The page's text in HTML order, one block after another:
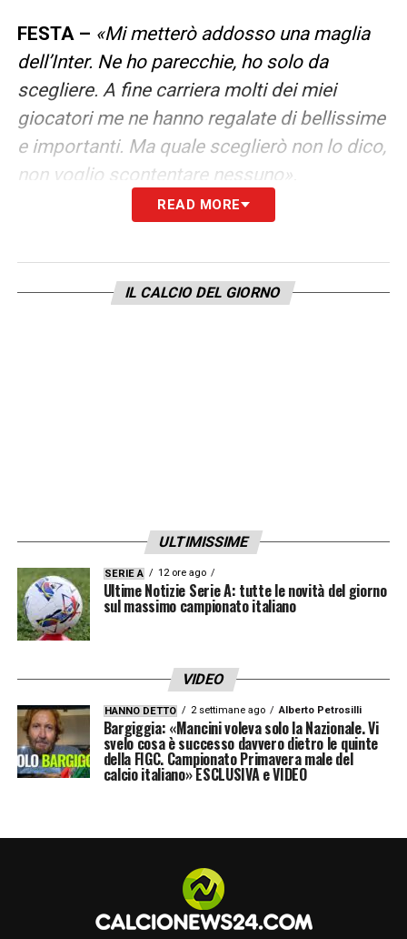
FESTA – «Mi metterò addosso una maglia
dell’Inter. Ne ho parecchie, ho solo da
scegliere. A fine carriera molti dei miei
giocatori me ne hanno regalate di bellissime
e importanti. Ma quale sceglierò non lo dico,
non voglio scontentare nessuno».
READ MORE
IL CALCIO DEL GIORNO
ULTIMISSIME
SERIE A 12 ore ago
Ultime Notizie Serie A: tutte le novità del giorno
sul massimo campionato italiano
VIDEO
HANNO DETTO 2 settimane ago Alberto Petrosilli
Bargiggia: «Mancini voleva solo la Nazionale. Vi
svelo cosa è successo davvero dietro le quinte
della FIGC. Campionato Primavera male del
calcio italiano» ESCLUSIVA e VIDEO